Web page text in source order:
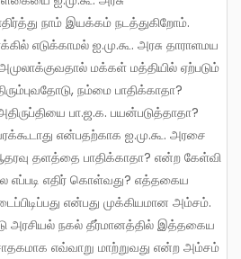
நாம் இயக்கம் நடத்துகிறோம்.
எடுக்காமல் ஐ.மு.கூ. அரசு தாராளமய
மக்கள் மத்தியில் ஏற்படும்
நம்மை பாதிக்காதா?
பா.ஜ.க. பயன்படுத்தாதா?
என்பதற்காக ஐ.மு.கூ. அரசை
தளத்தை பாதிக்காதா? என்ற கேள்வி
எப்படி எதிர் கொள்வது? எத்தகைய
என்பது முக்கியமான அம்சம்.
அரசியல் நகல் தீர்மானத்தில் இத்தகைய
எவ்வாறு மாற்றுவது என்ற அம்சம்